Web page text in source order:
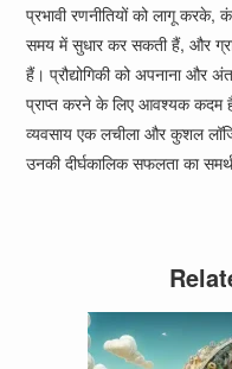
प्रभावी रणनीतियों को लागू
समय में सुधार कर सकती हैं, और
हैं। प्रौद्योगिकी को अपनाना और
प्राप्त करने के लिए आवश्यक कदम
व्यवसाय एक लचीला और कुशल
उनकी दीर्घकालिक सफलता का